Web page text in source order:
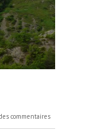
vallée du Cians
commentaires